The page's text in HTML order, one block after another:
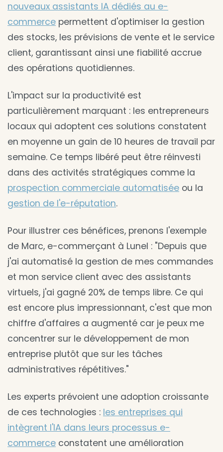
nouveaux assistants IA dédiés au e-
commerce permettent d'optimiser la gestion
des stocks, les prévisions de vente et le service
client, garantissant ainsi une fiabilité accrue
des opérations quotidiennes.
L'impact sur la productivité est
particulièrement marquant : les entrepreneurs
locaux qui adoptent ces solutions constatent
en moyenne un gain de 10 heures de travail par
semaine. Ce temps libéré peut être réinvesti
dans des activités stratégiques comme la
prospection commerciale automatisée ou la
gestion de l'e-réputation.
Pour illustrer ces bénéfices, prenons l'exemple
de Marc, e-commerçant à Lunel : "Depuis que
j'ai automatisé la gestion de mes commandes
et mon service client avec des assistants
virtuels, j'ai gagné 20% de temps libre. Ce qui
est encore plus impressionnant, c'est que mon
chiffre d'affaires a augmenté car je peux me
concentrer sur le développement de mon
entreprise plutôt que sur les tâches
administratives répétitives."
Les experts prévoient une adoption croissante
de ces technologies : les entreprises qui
intègrent l'IA dans leurs processus e-
commerce constatent une amélioration